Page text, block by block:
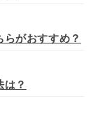
がおすすめ？
？